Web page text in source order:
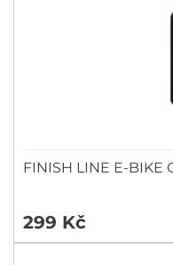
FINISH LINE E-BIKE
299 Kč